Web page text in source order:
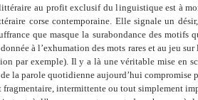
au profit exclusif du linguistique est à
corse contemporaine. Elle signale un
que masque la surabondance des motifs
à l’exhumation des mots rares et au jeu sur
par exemple). Il y a là une véritable mise en
la parole quotidienne aujourd’hui compromise
fragmentaire, intermittente ou tout simplement